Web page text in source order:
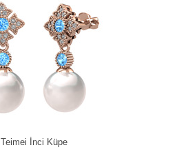
Teimei İnci Küpe